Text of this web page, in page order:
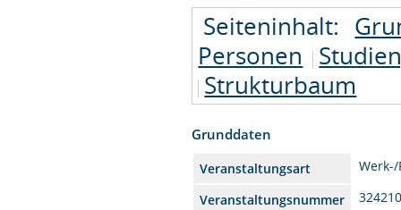
Seiteninhalt:
Personen
Strukturbaum
Grunddaten
Veranstaltungsart
Veranstaltungsnummer